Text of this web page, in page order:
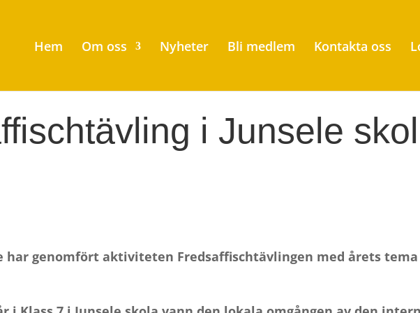
Hem Om oss Nyheter Bli medlem Kontakta oss
i Junsele
har genomfört aktiviteten Fredsaffischtävlingen med årets